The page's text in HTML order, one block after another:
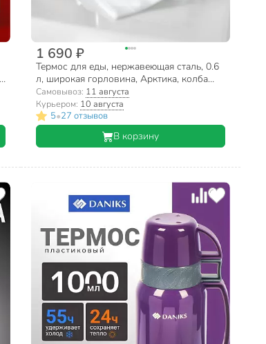
1 690 ₽
Термос для еды, нержавеющая сталь, 0.6
л, широкая горловина, Арктика, колба
нержавеющая сталь, 201-600
Самовывоз: 11 августа
Курьером: 10 августа
5•27 отзывов
В корзину